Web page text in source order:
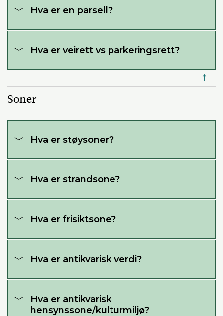
Hva er en parsell?
Hva er veirett vs parkeringsrett?
↑
Soner
Hva er støysoner?
Hva er strandsone?
Hva er frisiktsone?
Hva er antikvarisk verdi?
Hva er antikvarisk
hensynssone/kulturmiljø?